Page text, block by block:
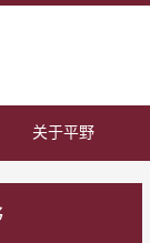
关于平野